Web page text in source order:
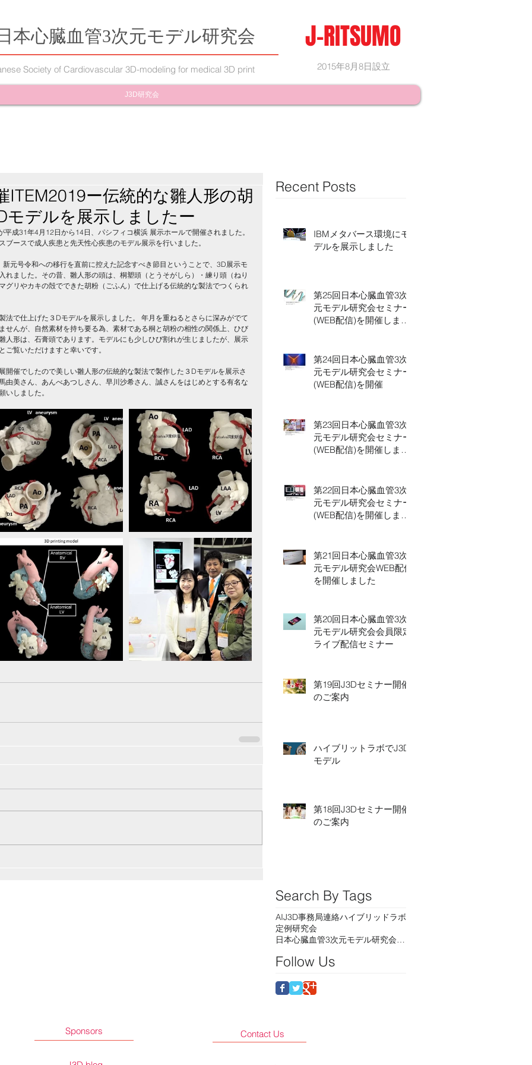
本心臓血管3次元モデル研究会 J-RITSUMO
Society of Cardiovascular 3D-modeling for medical 3D print 2015年8月8日設立
J3D研究会
ITEM2019ー伝統的な雛人形の胡
モデルを展示しましたー
成31年4月12日から14日、パシフィコ横浜 展示ホールで開催されました。
ースで成人疾患と先天性心疾患のモデル展示を行いました。
元号令和への移行を直前に控えた記念すべき節目ということで、3D展示モ
れました。その昔、雛人形の頭は、桐塑頭（とうそがしら）・練り頭（ねり
グリやカキの殻でできた胡粉（ごふん）で仕上げる伝統的な製法でつくられ
で仕上げた３Dモデルを展示しました。 年月を重ねるとさらに深みがでて
せんが、自然素材を持ち要る為、素材である桐と胡粉の相性の関係上、ひび
人形は、石膏頭であります。モデルにも少しひび割れが生じましたが、展示
覧いただけますと幸いです。
催でしたので美しい雛人形の伝統的な製法で製作した３Dモデルを展示さ
由美さん、あんべあつしさん、早川沙希さん、誠さんをはじめとする有名な
いしました。
Recent Posts
IBMメタバース環境にモ
デルを展示しました
第25回日本心臓血管3次
元モデル研究会セミナー
(WEB配信)を開催しまし
第24回日本心臓血管3次
元モデル研究会セミナー
(WEB配信)を開催
第23回日本心臓血管3次
元モデル研究会セミナー
(WEB配信)を開催しまし
第22回日本心臓血管3次
元モデル研究会セミナー
(WEB配信)を開催しまし
第21回日本心臓血管3次
元モデル研究会WEB配信
を開催しました
第20回日本心臓血管3次
元モデル研究会会員限定
ライブ配信セミナー
第19回J3Dセミナー開催
のご案内
ハイブリットラボでJ3D
モデル
第18回J3Dセミナー開催
のご案内
Search By Tags
AIJ3D事務局連絡ハイブリッドラボ
定例研究会
日本心臓血管3次元モデル研究会セミナー
Follow Us
Sponsors Contact Us